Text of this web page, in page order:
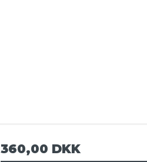
360,00 DKK